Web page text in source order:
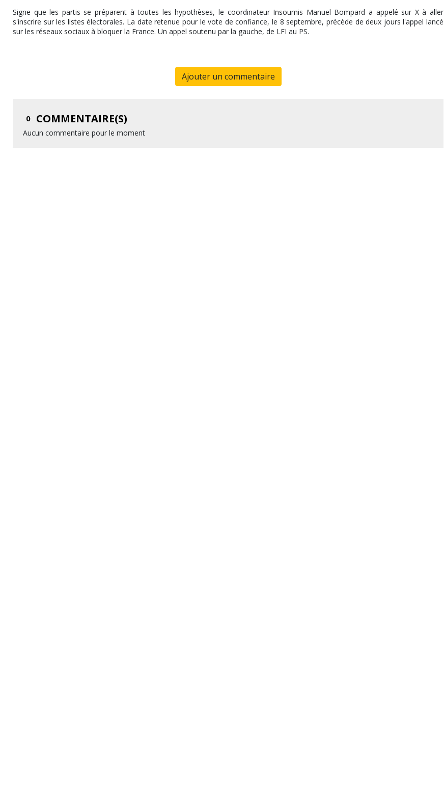
Signe que les partis se préparent à toutes les hypothèses, le coordinateur Insoumis Manuel Bompard a appelé sur X à aller
s'inscrire sur les listes électorales. La date retenue pour le vote de confiance, le 8 septembre, précède de deux jours l'appel lancé
sur les réseaux sociaux à bloquer la France. Un appel soutenu par la gauche, de LFI au PS.
Ajouter un commentaire
0 COMMENTAIRE(S)
Aucun commentaire pour le moment